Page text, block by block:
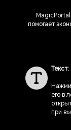
помогает
Текст:
его в
при